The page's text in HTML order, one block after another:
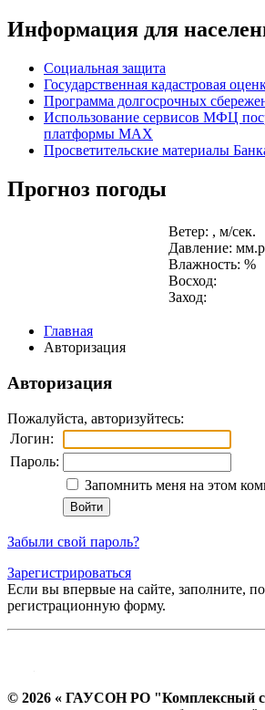
Информация для
Социальная защита
Государственная кадастровая
Программа долгосрочных
Использование сервисов МФЦ
платформы MAX
Просветительские материалы
Прогноз погоды
Ветер: , м/сек.
Давление:
Влажность: %
Восход:
Заход:
Главная
Авторизация
Авторизация
Пожалуйста, авторизуйтесь:
Логин:
Пароль:
Запомнить меня на этом
Забыли свой пароль?
Зарегистрироваться
Если вы впервые на сайте, заполните,
регистрационную форму.
© 2026 « ГАУСОН РО "Комплексный